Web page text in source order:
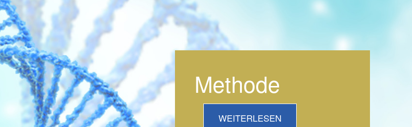
Methode
WEITERLESEN